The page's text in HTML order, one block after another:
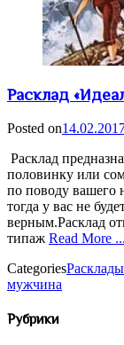
Расклад
Posted on
Расклад
половинку или
по поводу вашего
тогда у вас не
верным.Расклад
типаж Read More ...
Categories
мужчина
Рубрики